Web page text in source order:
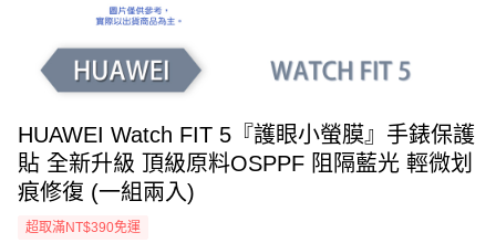
HUAWEI Watch FIT 5『護眼小螢膜』手錶保護
貼 全新升級 頂級原料OSPPF 阻隔藍光 輕微划
痕修復 (一組兩入)
超取滿NT$390免運